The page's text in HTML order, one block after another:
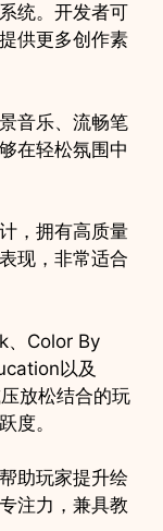
统。开发者可
供更多创作素
音乐、流畅笔
在轻松氛围中
，拥有高质量
现，非常适合
、Color By
以及
放松结合的玩
度。
助玩家提升绘
注力，兼具教